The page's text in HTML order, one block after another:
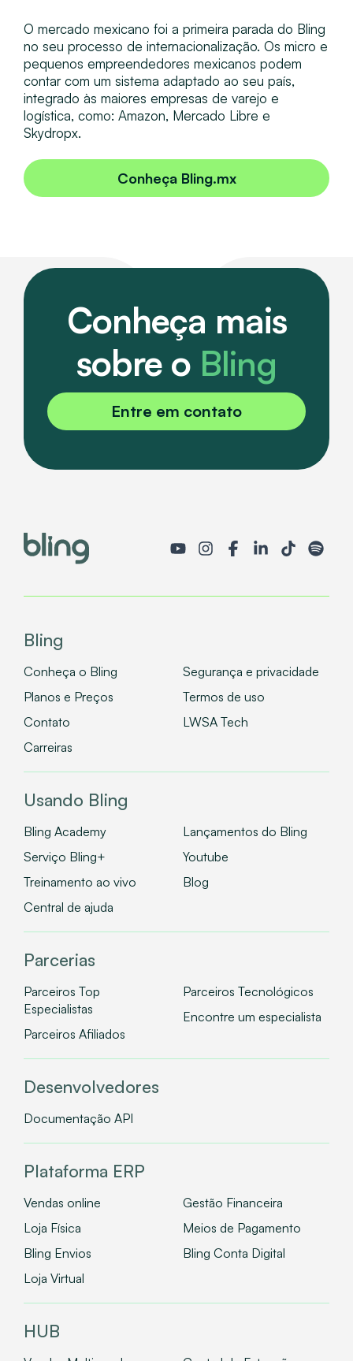
O mercado mexicano foi a primeira parada do Bling
no seu processo de internacionalização. Os micro e
pequenos empreendedores mexicanos podem
contar com um sistema adaptado ao seu país,
integrado às maiores empresas de varejo e
logística, como: Amazon, Mercado Libre e
Skydropx.
Conheça Bling.mx
Conheça mais
sobre o Bling
Entre em contato
Bling
Conheça o Bling
Planos e Preços
Contato
Carreiras
Segurança e privacidade
Termos de uso
LWSA Tech
Usando Bling
Bling Academy
Serviço Bling+
Treinamento ao vivo
Central de ajuda
Lançamentos do Bling
Youtube
Blog
Parcerias
Parceiros Top
Especialistas
Parceiros Afiliados
Parceiros Tecnológicos
Encontre um especialista
Desenvolvedores
Documentação API
Plataforma ERP
Vendas online
Loja Física
Bling Envios
Loja Virtual
Gestão Financeira
Meios de Pagamento
Bling Conta Digital
HUB